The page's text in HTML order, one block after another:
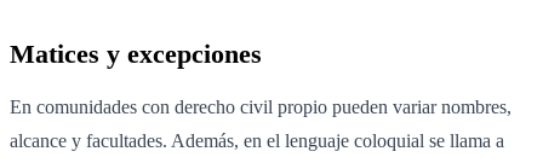
Matices y excepciones
En comunidades con derecho civil propio pueden variar nombres,
alcance y facultades. Además, en el lenguaje coloquial se llama a